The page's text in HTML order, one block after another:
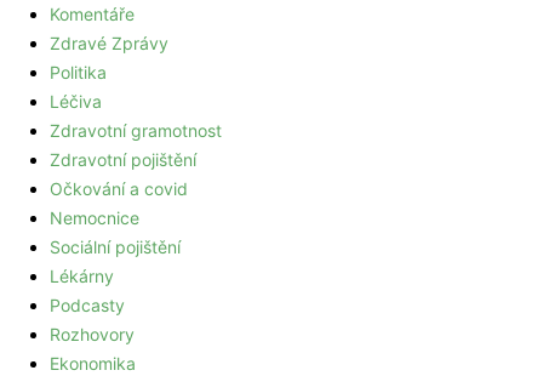
Komentáře
Zdravé Zprávy
Politika
Léčiva
Zdravotní gramotnost
Zdravotní pojištění
Očkování a covid
Nemocnice
Sociální pojištění
Lékárny
Podcasty
Rozhovory
Ekonomika